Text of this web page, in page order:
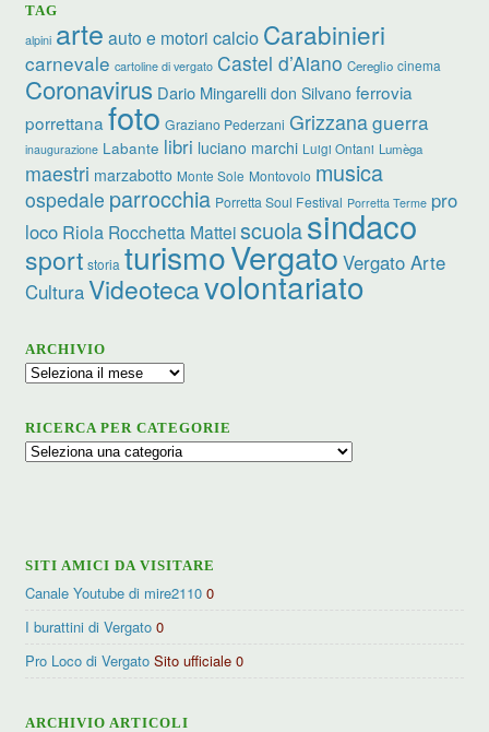
TAG
alpini arte auto e motori calcio Carabinieri
carnevale cartoline di vergato Castel d’Aiano Cereglio cinema
Coronavirus Dario Mingarelli don Silvano ferrovia
porrettana foto Graziano Pederzani Grizzanaguerra
inaugurazione Labante libri luciano marchi Luigi Ontani Lumèga
maestri marzabotto Monte Sole Montovolo musica
ospedale parrocchia Porretta Soul Festival Porretta Terme pro
loco Riola Rocchetta Matteiscuolasindaco
sport storia turismoVergato Vergato Arte
CulturaVideotecavolontariato
ARCHIVIO
Archivio
RICERCA PER CATEGORIE
Ricerca
SITI AMICI DA VISITARE
Canale Youtube di mire2110 0
I burattini di Vergato 0
Pro Loco di Vergato Sito ufficiale 0
ARCHIVIO ARTICOLI